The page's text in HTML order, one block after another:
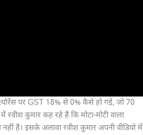
पर GST 18% से 0% कैसे हो गई, जो 70
रवीश कुमार कह रहे है कि मोटा-मोटी वाला
है। इसके अलावा रवीश कुमार अपनी वीडियो में